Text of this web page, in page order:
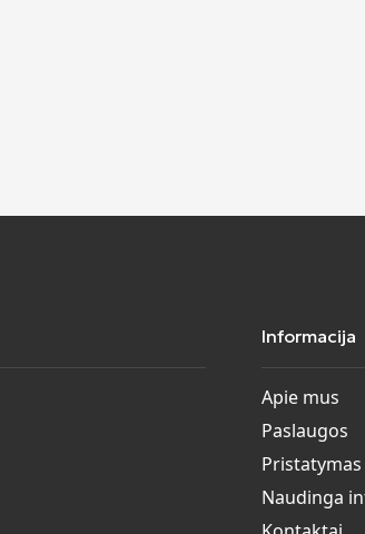
Informacija
Apie mus
Paslaugos
Pristatymas
Naudinga